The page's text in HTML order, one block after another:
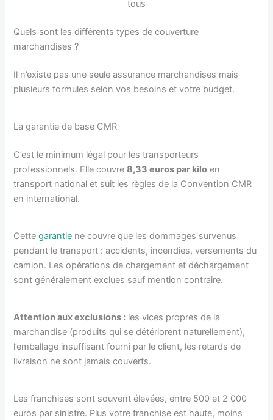
tous
Quels sont les différents types de couverture
marchandises ?
Il n’existe pas une seule assurance marchandises mais
plusieurs formules selon vos besoins et votre budget.
La garantie de base CMR
C’est le minimum légal pour les transporteurs
professionnels. Elle couvre8,33 euros par kilo en
transport national et suit les règles de la Convention CMR
en international.
Cettegarantie ne couvre que les dommages survenus
pendant le transport : accidents, incendies, versements du
camion. Les opérations de chargement et déchargement
sont généralement exclues sauf mention contraire.
Attention aux exclusions : les vices propres de la
marchandise (produits qui se détériorent naturellement),
l’emballage insuffisant fourni par le client, les retards de
livraison ne sont jamais couverts.
Les franchises sont souvent élevées, entre 500 et 2 000
euros par sinistre. Plus votre franchise est haute, moins